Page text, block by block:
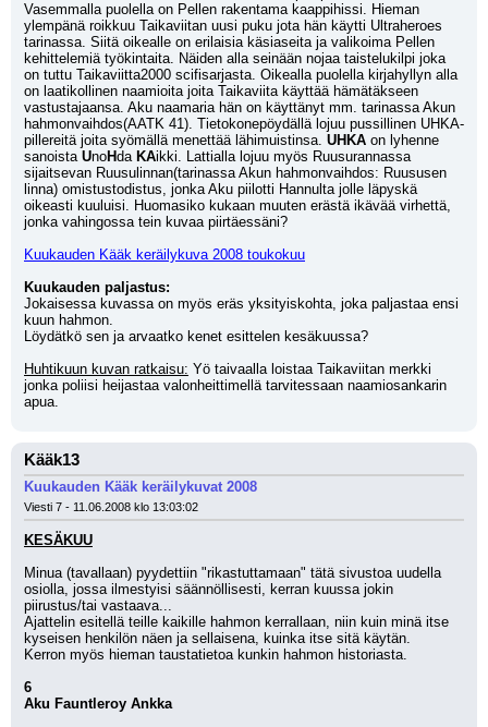
Vasemmalla puolella on Pellen rakentama kaappihissi. Hieman
ylempänä roikkuu Taikaviitan uusi puku jota hän käytti Ultraheroes
tarinassa. Siitä oikealle on erilaisia käsiaseita ja valikoima Pellen
kehittelemiä työkintaita. Näiden alla seinään nojaa taistelukilpi joka
on tuttu Taikaviitta2000 scifisarjasta. Oikealla puolella kirjahyllyn alla
on laatikollinen naamioita joita Taikaviita käyttää hämätäkseen
vastustajaansa. Aku naamaria hän on käyttänyt mm. tarinassa Akun
hahmonvaihdos(AATK 41). Tietokonepöydällä lojuu pussillinen UHKA-
pillereitä joita syömällä menettää lähimuistinsa. UHKA on lyhenne
sanoista UnoHda KAikki. Lattialla lojuu myös Ruusurannassa
sijaitsevan Ruusulinnan(tarinassa Akun hahmonvaihdos: Ruususen
linna) omistustodistus, jonka Aku piilotti Hannulta jolle läpyskä
oikeasti kuuluisi. Huomasiko kukaan muuten erästä ikävää virhettä,
jonka vahingossa tein kuvaa piirtäessäni?
Kuukauden Kääk keräilykuva 2008 toukokuu
Kuukauden paljastus:
Jokaisessa kuvassa on myös eräs yksityiskohta, joka paljastaa ensi
kuun hahmon.
Löydätkö sen ja arvaatko kenet esittelen kesäkuussa?
Huhtikuun kuvan ratkaisu: Yö taivaalla loistaa Taikaviitan merkki
jonka poliisi heijastaa valonheittimellä tarvitessaan naamiosankarin
apua.
Kääk13
Kuukauden Kääk keräilykuvat 2008
Viesti 7 - 11.06.2008 klo 13:03:02
KESÄKUU
Minua (tavallaan) pyydettiin "rikastuttamaan" tätä sivustoa uudella
osiolla, jossa ilmestyisi säännöllisesti, kerran kuussa jokin
piirustus/tai vastaava...
Ajattelin esitellä teille kaikille hahmon kerrallaan, niin kuin minä itse
kyseisen henkilön näen ja sellaisena, kuinka itse sitä käytän.
Kerron myös hieman taustatietoa kunkin hahmon historiasta.
6
Aku Fauntleroy Ankka